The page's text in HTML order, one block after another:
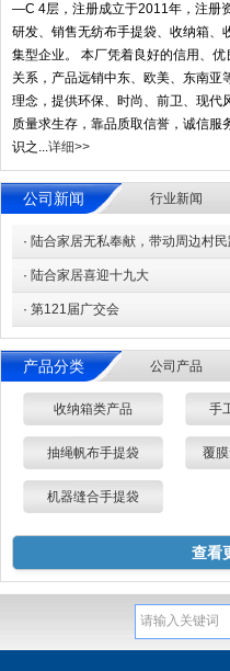
—C 4层，注册成立于2011年，注册
研发、销售无纺布手提袋、收纳箱、
集型企业。 本厂凭着良好的信用、
关系，产品远销中东、欧美、东南
理念，提供环保、时尚、前卫、现代
质量求生存，靠品质取信誉，诚信服
识之...详细>>
公司新闻 行业新闻
· 陆合家居无私奉献，带动周边村
· 陆合家居喜迎十九大
· 第121届广交会
产品分类 公司产品
收纳箱类产品 手
抽绳帆布手提袋 覆
机器缝合手提袋
查看